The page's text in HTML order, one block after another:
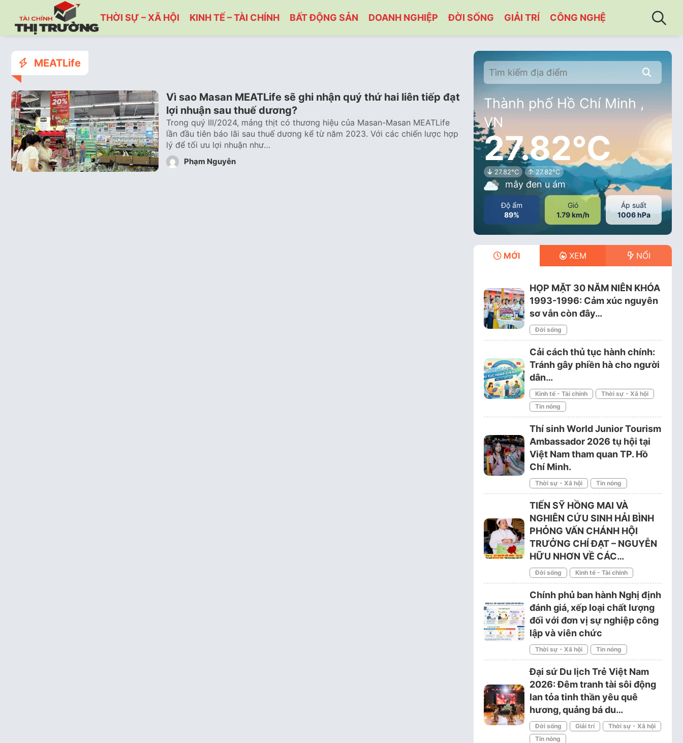
THỜI SỰ – XÃ HỘI KINH TẾ – TÀI CHÍNH BẤT ĐỘNG SẢN DOANH NGHIỆP ĐỜI SỐNG GIẢI TRÍ CÔNG NGHỆ
MEATLife
Vì sao Masan MEATLife sẽ ghi nhận quý thứ hai liên tiếp đạt
lợi nhuận sau thuế dương?
Trong quý III/2024, mảng thịt có thương hiệu của Masan-Masan MEATLife
lần đầu tiên báo lãi sau thuế dương kể từ năm 2023. Với các chiến lược hợp
lý để tối ưu lợi nhuận như…
Phạm Nguyễn
Thành phố Hồ Chí Minh ,
VN
27.82°C
27.82°C 27.82°C
mây đen u ám
Độ ẩm
89%
Gió
1.79 km/h
Áp suất
1006 hPa
MỚI XEM NỔI
HỌP MẶT 30 NĂM NIÊN KHÓA
1993-1996: Cảm xúc nguyên
sơ vẫn còn đây…
Đời sống
Cải cách thủ tục hành chính:
Tránh gây phiền hà cho người
dân…
Kinh tế - Tài chính
Thời sự - Xã hội
Tin nóng
Thí sinh World Junior Tourism
Ambassador 2026 tụ hội tại
Việt Nam tham quan TP. Hồ
Chí Minh.
Thời sự - Xã hội Tin nóng
TIẾN SỸ HỒNG MAI VÀ
NGHIÊN CỨU SINH HẢI BÌNH
PHỎNG VẤN CHÁNH HỘI
TRƯỞNG CHÍ ĐẠT – NGUYỄN
HỮU NHƠN VỀ CÁC…
Đời sống Kinh tế - Tài chính
Chính phủ ban hành Nghị định
đánh giá, xếp loại chất lượng
đối với đơn vị sự nghiệp công
lập và viên chức
Thời sự - Xã hội Tin nóng
Đại sứ Du lịch Trẻ Việt Nam
2026: Đêm tranh tài sôi động
lan tỏa tinh thần yêu quê
hương, quảng bá du…
Đời sống Giải trí
Thời sự - Xã hội
Tin nóng